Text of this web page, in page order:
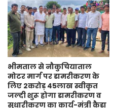
भीमताल से नौकुचियाताल
मोटर मार्ग पर डामरीकरण के
लिए 2करोड़ 45लाख स्वीकृत
जल्दी शुरू होगा डामरीकरण व
सुधारीकरण का कार्य-मंत्री कैड़ा